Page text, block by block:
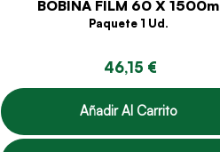
BOBINA FILM 60 X 1500m
Paquete 1 Ud.
46,15 €
Añadir Al Carrito